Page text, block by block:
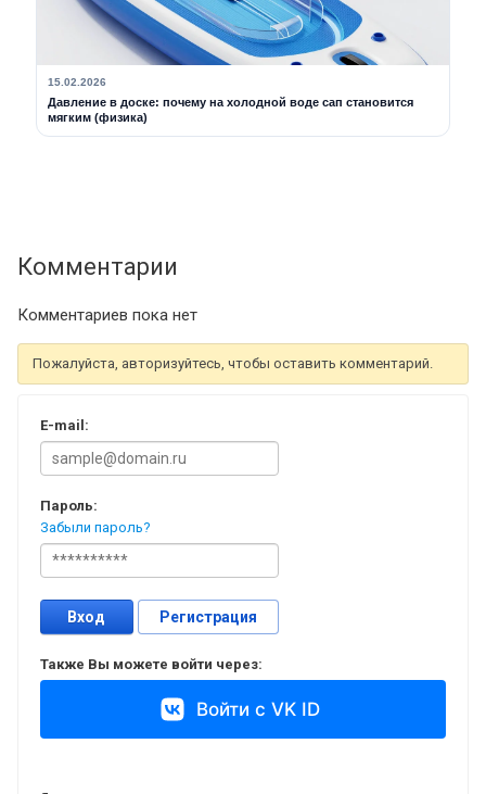
15.02.2026
Давление в доске: почему на холодной воде сап становится
мягким (физика)
Комментарии
Комментариев пока нет
Пожалуйста, авторизуйтесь, чтобы оставить комментарий.
E-mail:
Пароль:
Забыли пароль?
Регистрация
Вход
Также Вы можете войти через:
Войти с VK ID